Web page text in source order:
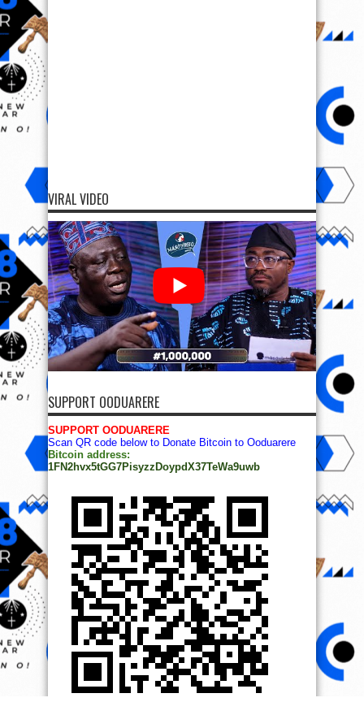
VIRAL VIDEO
SUPPORT OODUARERE
SUPPORT OODUARERE
Scan QR code below to Donate Bitcoin to Ooduarere
Bitcoin address:
1FN2hvx5tGG7PisyzzDoypdX37TeWa9uwb